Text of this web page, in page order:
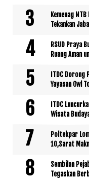
Kemenag
Tekankan
RSUD Praya
Ruang Aman
ITDC
Yayasan Owl
ITDC
Wisata
Poltekpar
10,Sarat
Sembilan
Tegaskan